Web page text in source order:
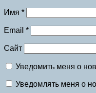
Имя *
Email *
Сайт
Уведомить меня о
Уведомлять меня о